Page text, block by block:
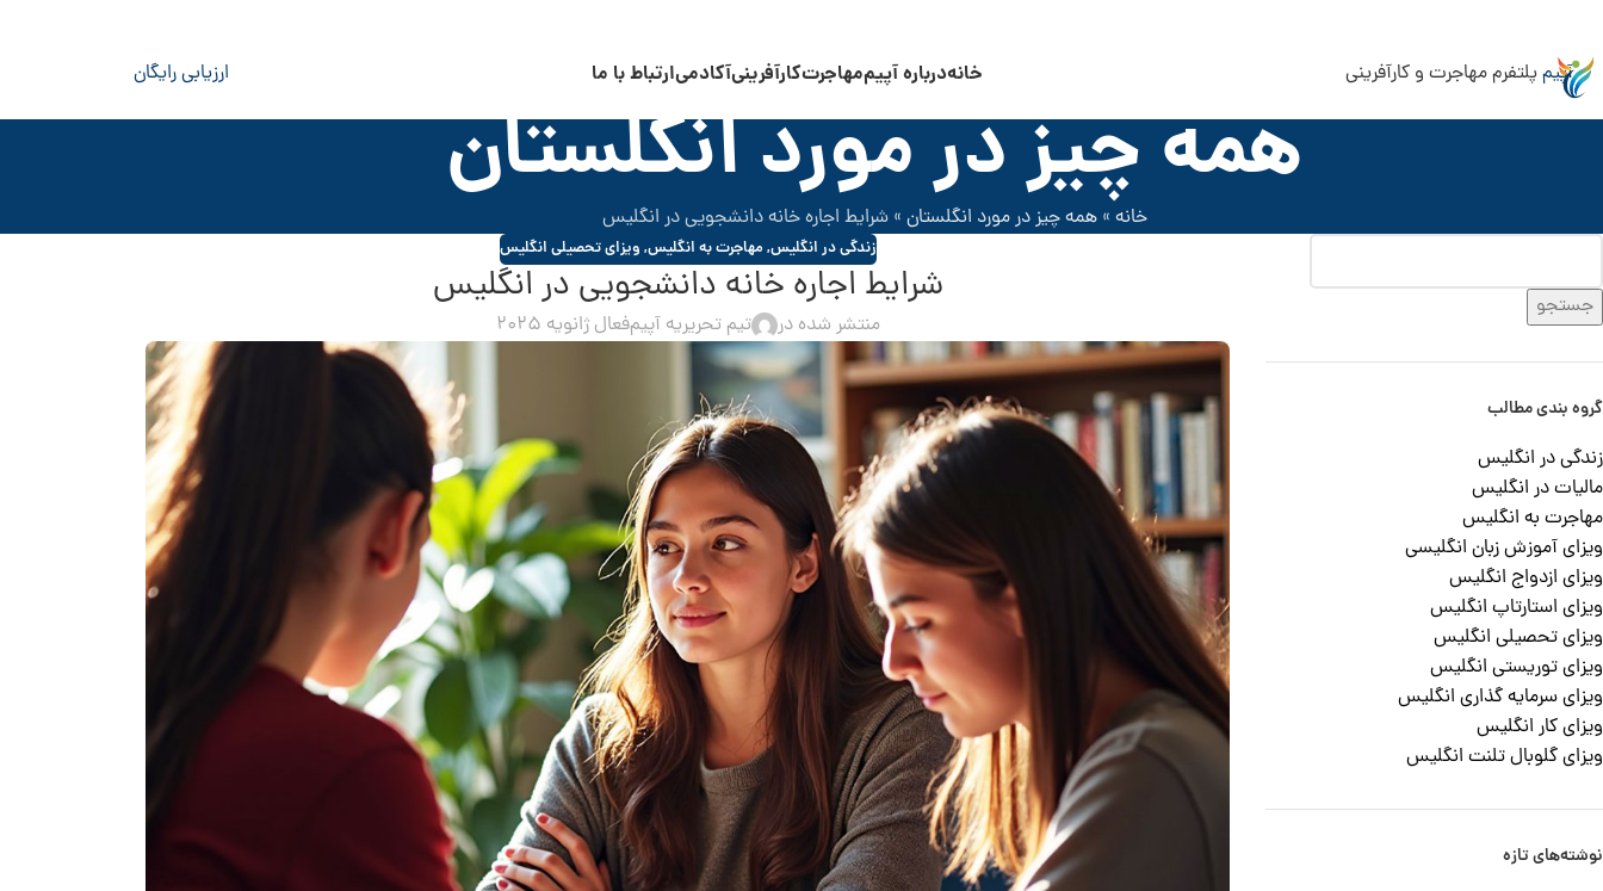
آپیمپلتفرم مهاجرت و کارآفرینی خانهدرباره آپیممهاجرتکارآفرینیآکادمیارتباط با ما ارزیابی رایگان
همه چیز در مورد انگلستان
خانه »همه چیز در مورد انگلستان »شرایط اجاره خانه دانشجویی در انگلیس
جستجو
گروه بندی مطالب
زندگی در انگلیس
مالیات در انگلیس
مهاجرت به انگلیس
ویزای آموزش زبان انگلیسی
ویزای ازدواج انگلیس
ویزای استارتاپ انگلیس
ویزای تحصیلی انگلیس
ویزای توریستی انگلیس
ویزای سرمایه گذاری انگلیس
ویزای کار انگلیس
ویزای گلوبال تلنت انگلیس
نوشته‌های تازه
زندگی در انگلیس, مهاجرت به انگلیس, ویزای تحصیلی انگلیس
شرایط اجاره خانه دانشجویی در انگلیس
منتشر شده در تیم تحریریه آپیمفعال ژانویه 2025